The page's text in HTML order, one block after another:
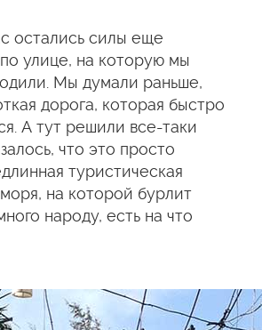
остались силы еще
по улице, на которую мы
Мы думали раньше,
дорога, которая быстро
А тут решили все-таки
что это просто
туристическая
на которой бурлит
народу, есть на что